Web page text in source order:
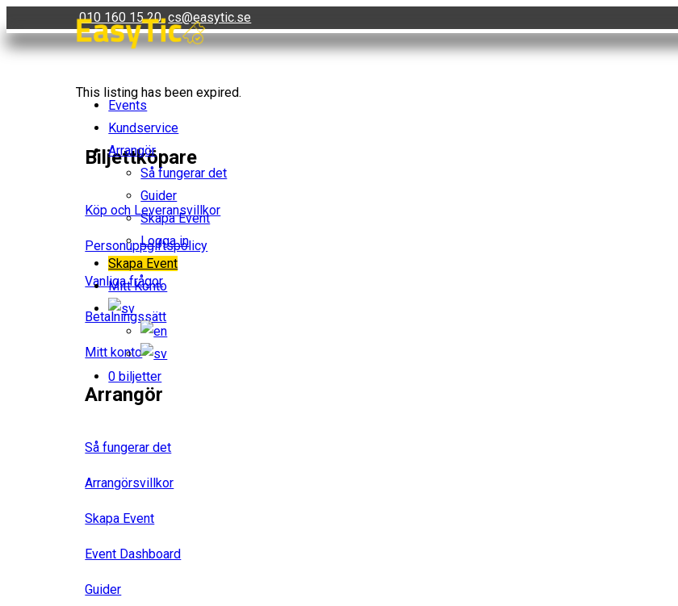
010 160 15 20 cs@easytic.se
Events
Kundservice
Arrangör
Så fungerar det
Guider
Skapa Event
Logga in
Skapa Event
Mitt Konto
0 biljetter
This listing has been expired.
Biljettköpare
Köp och Leveransvillkor
Personuppgiftspolicy
Vanliga frågor
Betalningssätt
Mitt konto
Arrangör
Så fungerar det
Arrangörsvillkor
Skapa Event
Event Dashboard
Guider